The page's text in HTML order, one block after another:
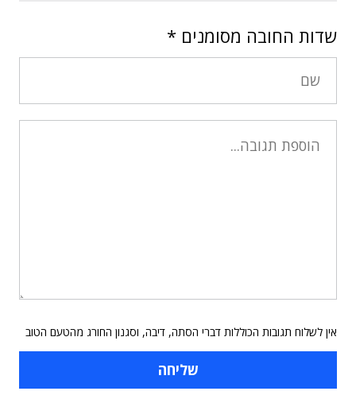
שדות החובה מסומנים *
אין לשלוח תגובות הכוללות דברי הסתה, דיבה, וסגנון החורג מהטעם הטוב